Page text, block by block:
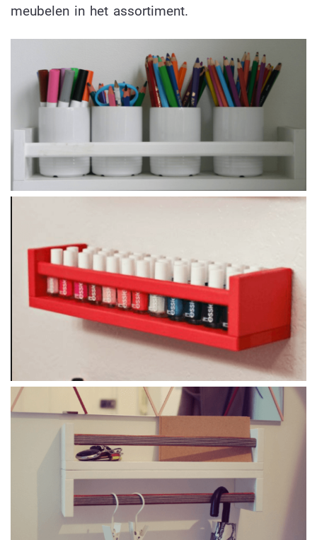
meubelen in het assortiment.